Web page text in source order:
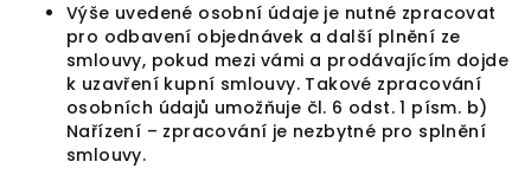
Výše uvedené osobní údaje je nutné zpracovat
pro odbavení objednávek a další plnění ze
smlouvy, pokud mezi vámi a prodávajícím dojde
k uzavření kupní smlouvy. Takové zpracování
osobních údajů umožňuje čl. 6 odst. 1 písm. b)
Nařízení – zpracování je nezbytné pro splnění
smlouvy.